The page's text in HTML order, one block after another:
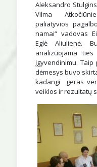
Aleksandro
Vilma
paliatyvios
namai“ vadovas
Eglė Aliulienė.
analizuojama
įgyvendinimu.
dėmesys buvo
kadangi geras
veiklos ir rezultatų